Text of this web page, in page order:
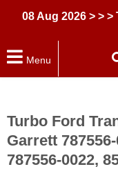
Aug 2026 > > >
Menu
Turbo Ford
Garrett
787556-0022,